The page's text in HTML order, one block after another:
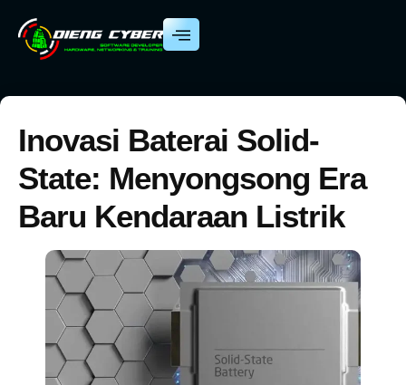
Inovasi Baterai Solid-
State: Menyongsong Era
Baru Kendaraan Listrik